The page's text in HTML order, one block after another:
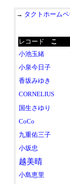
→ タクトホームペ
レコード こ
小池玉緒
小泉今日子
香坂みゆき
CORNELIUS
国生さゆり
CoCo
九重佑三子
小坂忠
越美晴
小島恵里